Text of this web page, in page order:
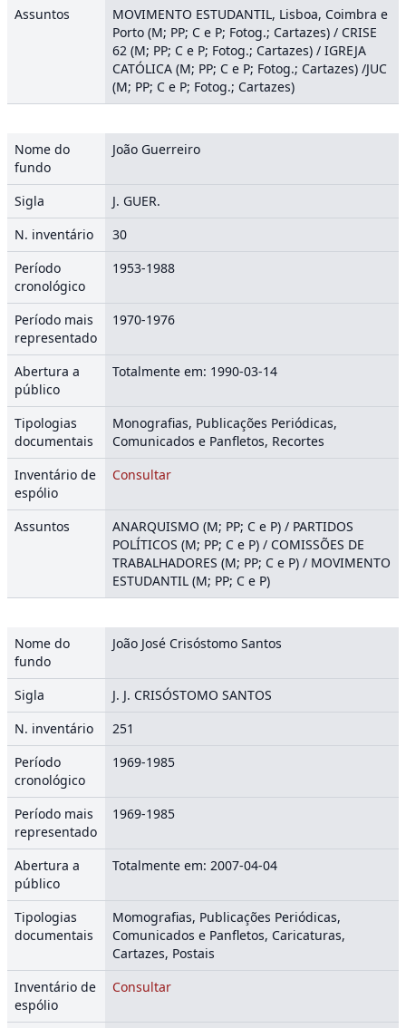
Assuntos
MOVIMENTO ESTUDANTIL, Lisboa, Coimbra e
Porto (M; PP; C e P; Fotog.; Cartazes) / CRISE
62 (M; PP; C e P; Fotog.; Cartazes) / IGREJA
CATÓLICA (M; PP; C e P; Fotog.; Cartazes) /JUC
(M; PP; C e P; Fotog.; Cartazes)
Nome do
fundo
João Guerreiro
Sigla
J. GUER.
N. inventário
30
Período
cronológico
1953-1988
Período mais
representado
1970-1976
Abertura a
público
Totalmente em: 1990-03-14
Tipologias
documentais
Monografias, Publicações Periódicas,
Comunicados e Panfletos, Recortes
Inventário de
espólio
Consultar
Assuntos
ANARQUISMO (M; PP; C e P) / PARTIDOS
POLÍTICOS (M; PP; C e P) / COMISSÕES DE
TRABALHADORES (M; PP; C e P) / MOVIMENTO
ESTUDANTIL (M; PP; C e P)
Nome do
fundo
João José Crisóstomo Santos
Sigla
J. J. CRISÓSTOMO SANTOS
N. inventário
251
Período
cronológico
1969-1985
Período mais
representado
1969-1985
Abertura a
público
Totalmente em: 2007-04-04
Tipologias
documentais
Momografias, Publicações Periódicas,
Comunicados e Panfletos, Caricaturas,
Cartazes, Postais
Inventário de
espólio
Consultar